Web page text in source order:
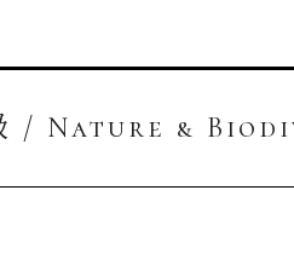
級 / Nature &